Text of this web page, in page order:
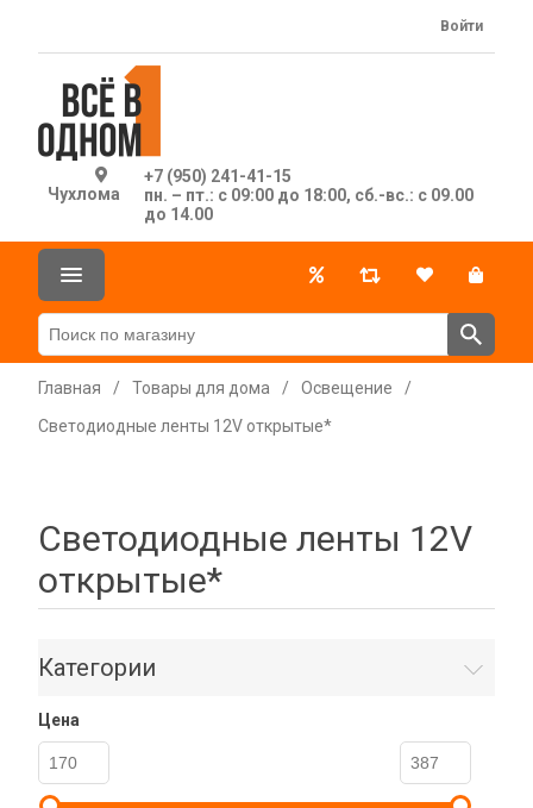
Чухлома
+7 (950) 241-41-15
пн. – пт.: с 09:00 до 18:00, сб.-вс.: с 09.00
до 14.00
Войти
Главная / Товары для дома / Освещение
/
Светодиодные ленты 12V открытые*
Светодиодные ленты 12V
открытые*
Категории
Цена